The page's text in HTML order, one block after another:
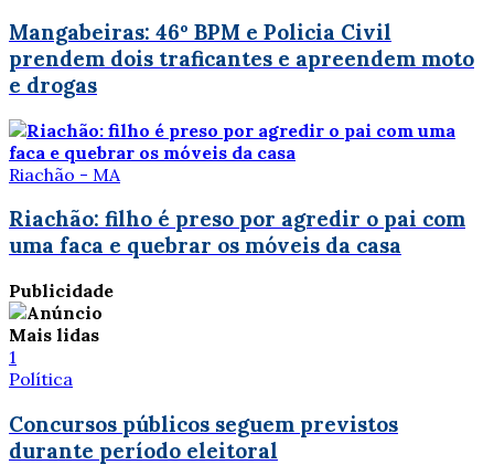
Mangabeiras: 46º BPM e Policia Civil
prendem dois traficantes e apreendem moto
e drogas
Riachão - MA
Riachão: filho é preso por agredir o pai com
uma faca e quebrar os móveis da casa
Publicidade
Mais lidas
1
Política
Concursos públicos seguem previstos
durante período eleitoral